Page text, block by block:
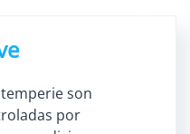
son
por